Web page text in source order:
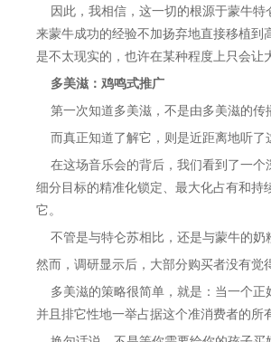
因此，我相信，这一切的根源于蒙牛特
来蒙牛成功的经验不加扬弃地直接移植
是不太现实的，也许在某种程度上只会让
多美滋：鸡鸣式推广
第一次知道多美滋，不是由多美滋的传
而真正知道了解它，则是近距离地听了
在这场音乐会的背后，我们看到了一个
细分目标的精准化锁定、最大化占有和
它。
不管是与特仑苏相比，还是与蒙牛的奶
然而，调研显示后，大部分购买者没有觉
多美滋的策略很简单，就是：当一个正
并且排它性地一举占据这个准消费者的所